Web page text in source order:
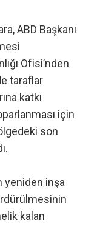
ABD Başkanı
Ofisi’nden
taraflar
katkı
için
son
yeniden inşa
kalan